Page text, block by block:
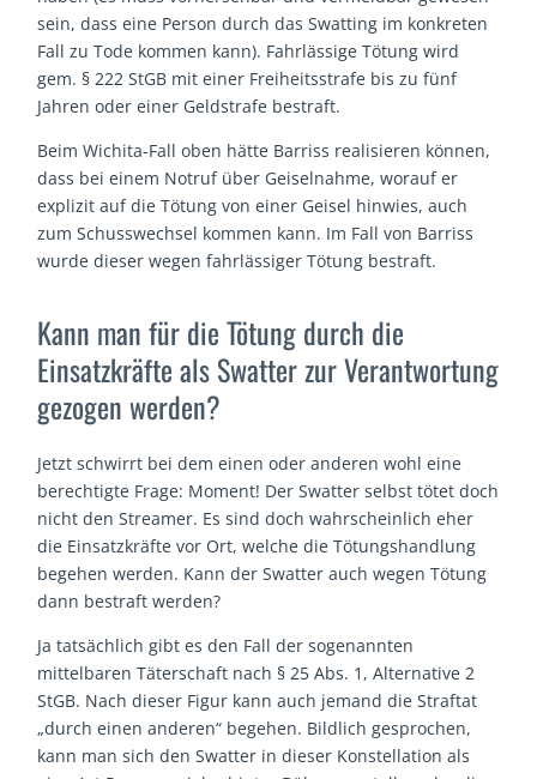
sein, dass eine Person durch das Swatting im konkreten
Fall zu Tode kommen kann). Fahrlässige Tötung wird
gem. § 222 StGB mit einer Freiheitsstrafe bis zu fünf
Jahren oder einer Geldstrafe bestraft.
Beim Wichita-Fall oben hätte Barriss realisieren können,
dass bei einem Notruf über Geiselnahme, worauf er
explizit auf die Tötung von einer Geisel hinwies, auch
zum Schusswechsel kommen kann. Im Fall von Barriss
wurde dieser wegen fahrlässiger Tötung bestraft.
Kann man für die Tötung durch die
Einsatzkräfte als Swatter zur Verantwortung
gezogen werden?
Jetzt schwirrt bei dem einen oder anderen wohl eine
berechtigte Frage: Moment! Der Swatter selbst tötet doch
nicht den Streamer. Es sind doch wahrscheinlich eher
die Einsatzkräfte vor Ort, welche die Tötungshandlung
begehen werden. Kann der Swatter auch wegen Tötung
dann bestraft werden?
Ja tatsächlich gibt es den Fall der sogenannten
mittelbaren Täterschaft nach § 25 Abs. 1, Alternative 2
StGB. Nach dieser Figur kann auch jemand die Straftat
„durch einen anderen“ begehen. Bildlich gesprochen,
kann man sich den Swatter in dieser Konstellation als